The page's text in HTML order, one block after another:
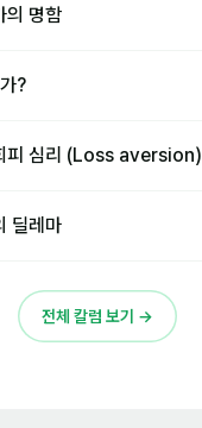
의 명함
?
피 심리 (Loss aversion)
딜레마
전체 칼럼 보기 →